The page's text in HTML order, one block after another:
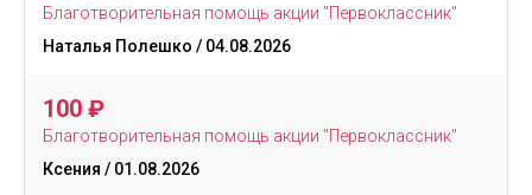
Благотворительная помощь акции "Первоклассник"
Наталья Полешко / 04.08.2026
100 ₽
Благотворительная помощь акции "Первоклассник"
Ксения / 01.08.2026